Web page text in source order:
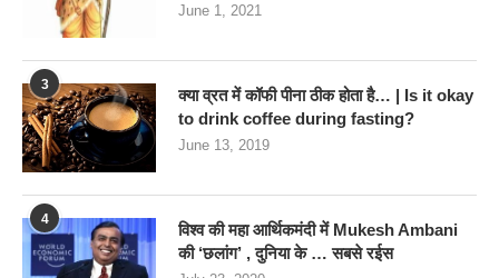
June 1, 2021
3
क्या व्रत में कॉफी पीना ठीक होता है… | Is it okay
to drink coffee during fasting?
June 13, 2019
4
विश्व की महा आर्थिकमंदी में Mukesh Ambani
की ‘छलांग’ , दुनिया के … सबसे रईस